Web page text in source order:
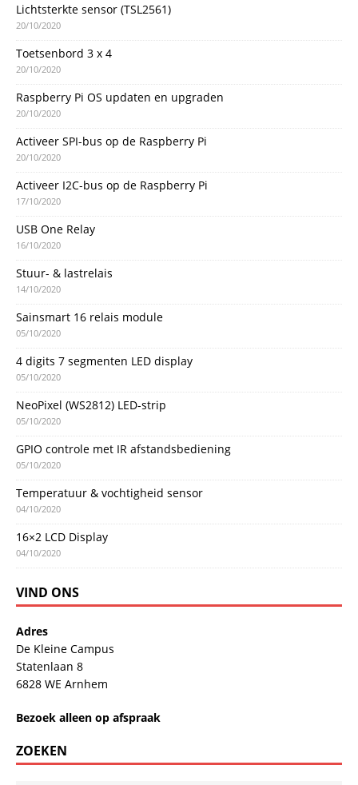
Lichtsterkte sensor (TSL2561)
20/10/2020
Toetsenbord 3 x 4
20/10/2020
Raspberry Pi OS updaten en upgraden
20/10/2020
Activeer SPI-bus op de Raspberry Pi
20/10/2020
Activeer I2C-bus op de Raspberry Pi
17/10/2020
USB One Relay
16/10/2020
Stuur- & lastrelais
14/10/2020
Sainsmart 16 relais module
05/10/2020
4 digits 7 segmenten LED display
05/10/2020
NeoPixel (WS2812) LED-strip
05/10/2020
GPIO controle met IR afstandsbediening
05/10/2020
Temperatuur & vochtigheid sensor
04/10/2020
16×2 LCD Display
04/10/2020
VIND ONS
Adres
De Kleine Campus
Statenlaan 8
6828 WE Arnhem
Bezoek alleen op afspraak
ZOEKEN